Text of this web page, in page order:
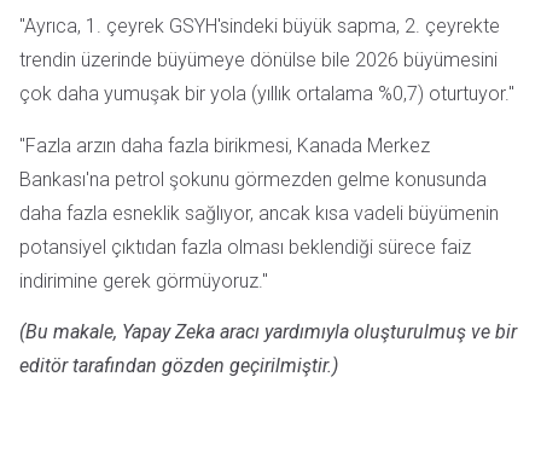
"Ayrıca, 1. çeyrek GSYH'sindeki büyük sapma, 2. çeyrekte
trendin üzerinde büyümeye dönülse bile 2026 büyümesini
çok daha yumuşak bir yola (yıllık ortalama %0,7) oturtuyor."
"Fazla arzın daha fazla birikmesi, Kanada Merkez
Bankası'na petrol şokunu görmezden gelme konusunda
daha fazla esneklik sağlıyor, ancak kısa vadeli büyümenin
potansiyel çıktıdan fazla olması beklendiği sürece faiz
indirimine gerek görmüyoruz."
(Bu makale, Yapay Zeka aracı yardımıyla oluşturulmuş ve bir
editör tarafından gözden geçirilmiştir.)